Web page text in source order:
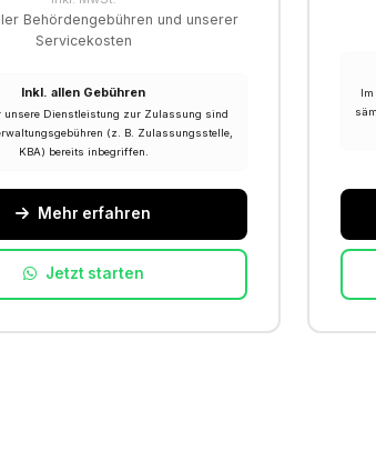
Behördengebühren und unserer
Servicekosten
Inkl. allen Gebühren
unsere Dienstleistung zur Zulassung sind
(z. B. Zulassungsstelle,
KBA) bereits inbegriffen.
Mehr erfahren
Jetzt starten